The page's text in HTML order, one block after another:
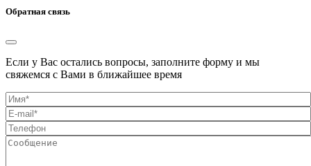
Обратная связь
Если у Вас остались вопросы, заполните форму и мы
свяжемся с Вами в ближайшее время